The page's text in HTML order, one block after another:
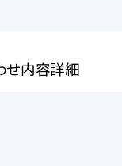
せ内容詳細